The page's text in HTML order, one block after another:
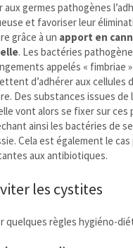
aux germes pathogènes
et favoriser leur
grâce à un apport en
. Les bactéries
appelés « fimbriae
d’adhérer aux cellules
Des substances issues de
vont alors se fixer sur ces
ainsi les bactéries de
Cela est également le
aux antibiotiques.
les cystites
quelques règles hygiéno-